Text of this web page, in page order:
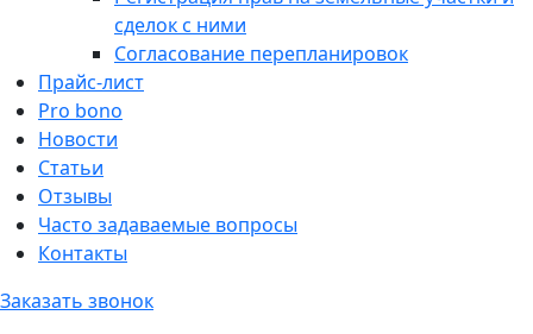
сделок с ними
Согласование перепланировок
Прайс-лист
Pro bono
Новости
Статьи
Отзывы
Часто задаваемые вопросы
Контакты
Заказать звонок